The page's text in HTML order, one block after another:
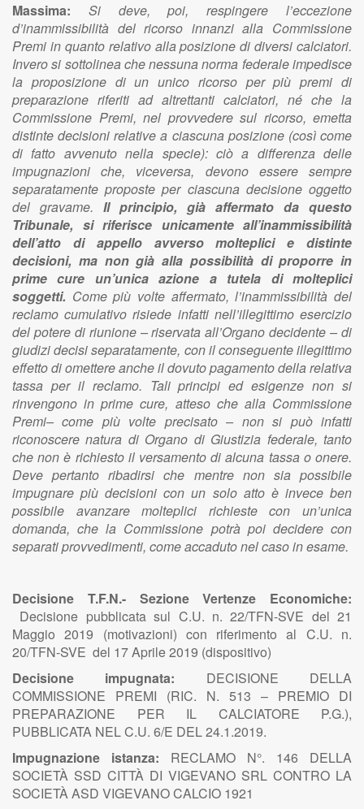
Massima: Si deve, poi, respingere l’eccezione
d’inammissibilità del ricorso innanzi alla Commissione
Premi in quanto relativo alla posizione di diversi calciatori.
Invero si sottolinea che nessuna norma federale impedisce
la proposizione di un unico ricorso per più premi di
preparazione riferiti ad altrettanti calciatori, né che la
Commissione Premi, nel provvedere sul ricorso, emetta
distinte decisioni relative a ciascuna posizione (così come
di fatto avvenuto nella specie): ciò a differenza delle
impugnazioni che, viceversa, devono essere sempre
separatamente proposte per ciascuna decisione oggetto
del gravame. Il principio, già affermato da questo
Tribunale, si riferisce unicamente all’inammissibilità
dell’atto di appello avverso molteplici e distinte
decisioni, ma non già alla possibilità di proporre in
prime cure un’unica azione a tutela di molteplici
soggetti. Come più volte affermato, l’inammissibilità del
reclamo cumulativo risiede infatti nell’illegittimo esercizio
del potere di riunione – riservata all’Organo decidente – di
giudizi decisi separatamente, con il conseguente illegittimo
effetto di omettere anche il dovuto pagamento della relativa
tassa per il reclamo. Tali principi ed esigenze non si
rinvengono in prime cure, atteso che alla Commissione
Premi– come più volte precisato – non si può infatti
riconoscere natura di Organo di Giustizia federale, tanto
che non è richiesto il versamento di alcuna tassa o onere.
Deve pertanto ribadirsi che mentre non sia possibile
impugnare più decisioni con un solo atto è invece ben
possibile avanzare molteplici richieste con un’unica
domanda, che la Commissione potrà poi decidere con
separati provvedimenti, come accaduto nel caso in esame.
Decisione T.F.N.- Sezione Vertenze Economiche:
Decisione pubblicata sul C.U. n. 22/TFN-SVE del 21
Maggio 2019 (motivazioni) con riferimento al C.U. n.
20/TFN-SVE del 17 Aprile 2019 (dispositivo)
Decisione impugnata: DECISIONE DELLA
COMMISSIONE PREMI (RIC. N. 513 – PREMIO DI
PREPARAZIONE PER IL CALCIATORE P.G.),
PUBBLICATA NEL C.U. 6/E DEL 24.1.2019.
Impugnazione istanza: RECLAMO N°. 146 DELLA
SOCIETÀ SSD CITTÀ DI VIGEVANO SRL CONTRO LA
SOCIETÀ ASD VIGEVANO CALCIO 1921